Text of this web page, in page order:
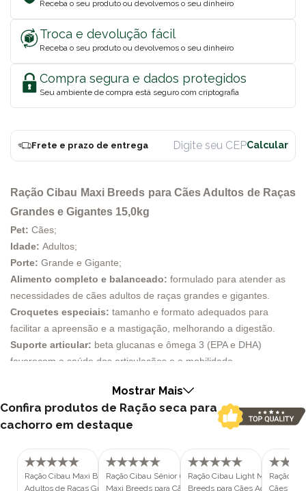
Receba o seu produto ou devolvemos o seu dinheiro
Troca e devolução fácil
Receba o seu produto ou devolvemos o seu dinheiro
Compra segura e dados protegidos
Seu ambiente de compra está seguro com criptografia
Frete e prazo de entrega
Ração Cibau Maxi Breeds para Cães Adultos de Raças
Grandes e Gigantes 15,0kg
Pet: Cães;
Idade: Adultos;
Porte: Grande e Gigante;
Alimento completo e balanceado: formulado para atender as
necessidades de cães adultos de raças grandes e gigantes.
Croquetes especiais: tamanho e formato adequados para
facilitar a apreensão e a mastigação, melhorando a digestão.
Suporte articular: beta glucanas e ômega 3 (EPA e DHA)
favorecem a saúde das articulações e a mobilidade.
absorção, garantindo mais saúde e vitalidade.
Apresentação:disponível em embalagens de 15kg e 25kg;
Código de barras:7898938047173.
é formulada para atender as necessidades específicas desses
animais, garantindo saúde, vitalidade e bem-estar. Este alimento
Mostrar Mais
Confira produtos de Ração seca para
cachorro em destaque
Ração Cibau Maxi Breeds Para Cães
Adultos de Raças Grandes e
Ração Cibau Sênior 6+ Medium e
Maxi Breeds para Cães de Raças
Ração Cibau Light Medium e
Breeds para Cães Adultos 12kg
Ração
Cães